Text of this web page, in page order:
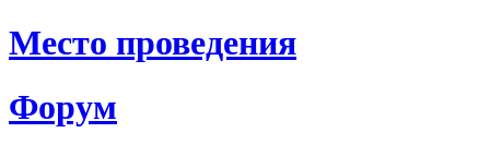
Место проведения
Форум